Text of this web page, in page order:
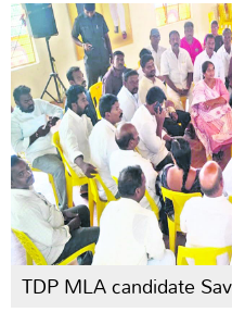
TDP MLA candidate